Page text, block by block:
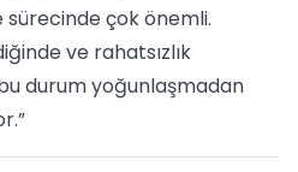
çok önemli.
ve rahatsızlık
durum yoğunlaşmadan